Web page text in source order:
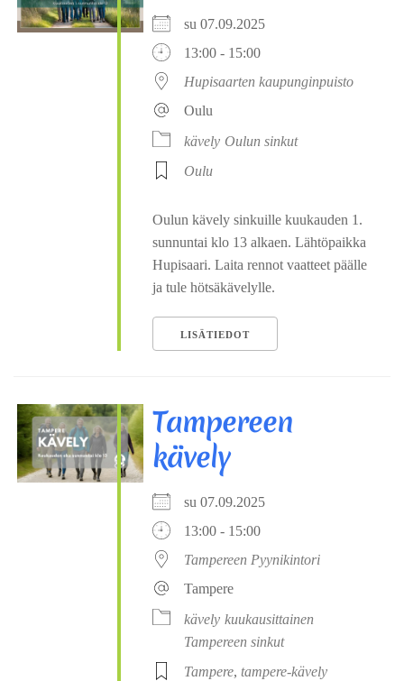
su 07.09.2025
13:00 - 15:00
Hupisaarten kaupunginpuisto
Oulu
kävely Oulun sinkut
Oulu
Oulun kävely sinkuille kuukauden 1.
sunnuntai klo 13 alkaen. Lähtöpaikka
Hupisaari. Laita rennot vaatteet päälle
ja tule hötsäkävelylle.
LISÄTIEDOT
Tampereen
kävely
su 07.09.2025
13:00 - 15:00
Tampereen Pyynikintori
Tampere
kävely kuukausittainen
Tampereen sinkut
Tampere, tampere-kävely